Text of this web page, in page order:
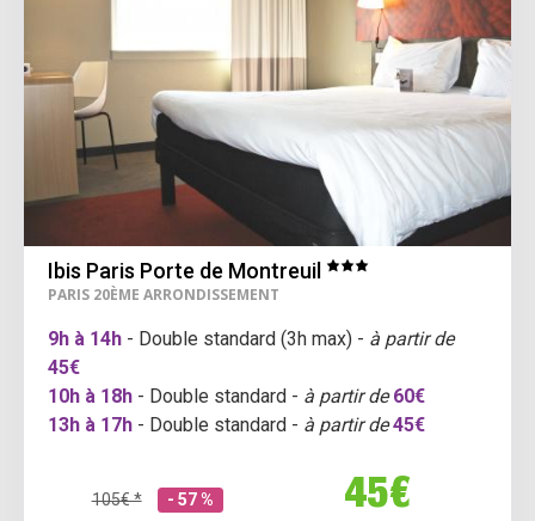
Ibis Paris Porte de Montreuil
PARIS 20ÈME ARRONDISSEMENT
9h à 14h - Double standard (3h max) - à partir de
45€
10h à 18h - Double standard - à partir de 60€
13h à 17h - Double standard - à partir de 45€
105€ * - 57 % 45€